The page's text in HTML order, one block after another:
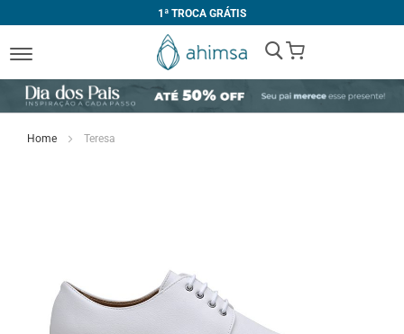
1ª TROCA GRÁTIS
My Cart
Home Teresa